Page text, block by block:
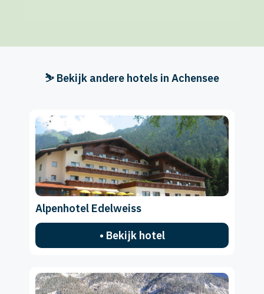
⛷️ Bekijk andere hotels in Achensee
Alpenhotel Edelweiss
• Bekijk hotel